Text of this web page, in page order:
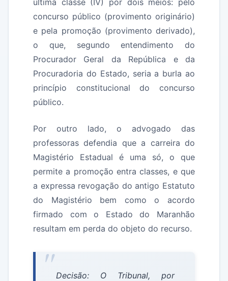
última classe (IV) por dois meios: pelo
concurso público (provimento originário)
e pela promoção (provimento derivado),
o que, segundo entendimento do
Procurador Geral da República e da
Procuradoria do Estado, seria a burla ao
princípio constitucional do concurso
público.
Por outro lado, o advogado das
professoras defendia que a carreira do
Magistério Estadual é uma só, o que
permite a promoção entra classes, e que
a expressa revogação do antigo Estatuto
do Magistério bem como o acordo
firmado com o Estado do Maranhão
resultam em perda do objeto do recurso.
Decisão: O Tribunal, por